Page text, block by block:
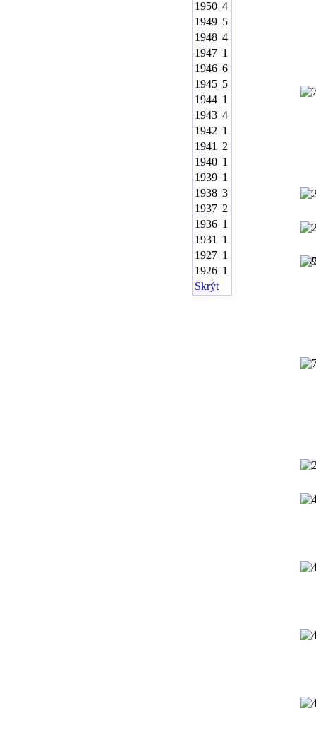
1950 4
1949 5
1948 4
1947 1
1946 6
1945 5
1944 1
1943 4
1942 1
1941
2
1940 1
1939 1
1938 3
1937 2
1936 1
1931
1
1927 1
1926 1
Skrýt